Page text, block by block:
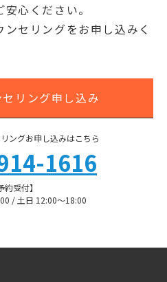
心ください。
セリングをお申し込みく
リング申し込み
ングお申し込みはこちら
1616
約受付】
/ 土日 12:00〜18:00